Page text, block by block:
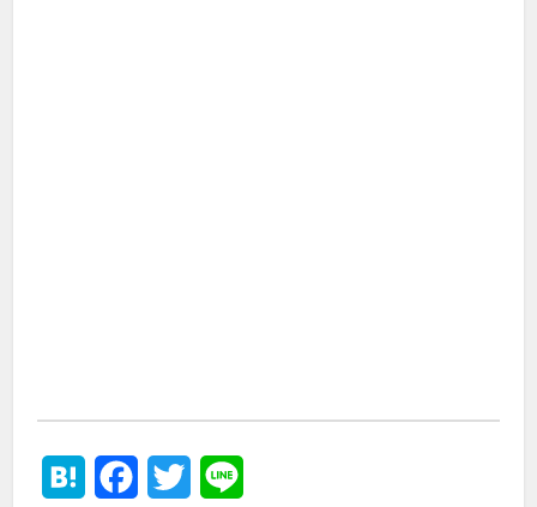
Hatena Facebook
Twitter